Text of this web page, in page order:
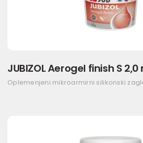
JUBIZOL Aerogel finish S
Oplemenjeni mikroarmirni silikonski